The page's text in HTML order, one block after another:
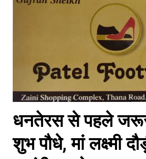
धनतेरस से पहले
शुभ पौधे, मां लक्ष्मी